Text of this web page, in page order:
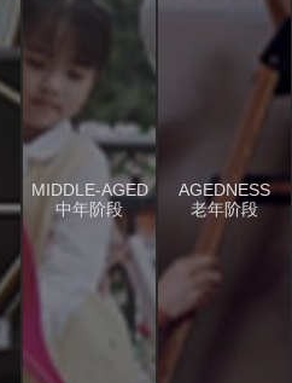
MIDDLE-AGED
中年阶段
AGEDNESS
老年阶段